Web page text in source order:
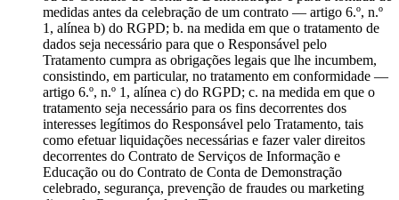
medidas antes da celebração de um contrato — artigo 6.º, n.º
1, alínea b) do RGPD; b. na medida em que o tratamento de
dados seja necessário para que o Responsável pelo
Tratamento cumpra as obrigações legais que lhe incumbem,
consistindo, em particular, no tratamento em conformidade —
artigo 6.º, n.º 1, alínea c) do RGPD; c. na medida em que o
tratamento seja necessário para os fins decorrentes dos
interesses legítimos do Responsável pelo Tratamento, tais
como efetuar liquidações necessárias e fazer valer direitos
decorrentes do Contrato de Serviços de Informação e
Educação ou do Contrato de Conta de Demonstração
celebrado, segurança, prevenção de fraudes ou marketing